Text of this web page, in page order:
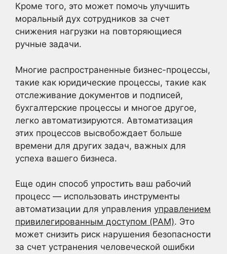
Кроме того, это может помочь улучшить
моральный дух сотрудников за счет
снижения нагрузки на повторяющиеся
ручные задачи.
Многие распространенные бизнес-процессы,
такие как юридические процессы, такие как
отслеживание документов и подписей,
бухгалтерские процессы и многое другое,
легко автоматизируются. Автоматизация
этих процессов высвобождает больше
времени для других задач, важных для
успеха вашего бизнеса.
Еще один способ упростить ваш рабочий
процесс — использовать инструменты
автоматизации для управления управлением
привилегированным доступом (PAM). Это
может снизить риск нарушения безопасности
за счет устранения человеческой ошибки